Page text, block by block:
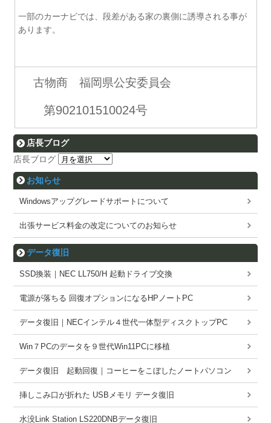
一部のカーナビでは、段差がある家の裏側に誘導される事が
あります。
古物商 福岡県公安委員会
第902101510024号
店長ブログ
店長ブログ
お知らせ
Windowsアップグレードサポートについて
出張サービス料金の改定についてのお知らせ
データ復旧
SSD換装｜NEC LL750/H 起動ドライブ交換
電源が落ちる 回復オプションになるHPノートPC
データ復旧｜NECインテル４世代一体型ディスクトップPC
Win７PCのデータを９世代Win11PCに移植
データ復旧 起動回復｜コーヒーをこぼしたノートパソコン
挿しこみ口が折れた USBメモリ データ復旧
水没Link Station LS220DNBデータ復旧